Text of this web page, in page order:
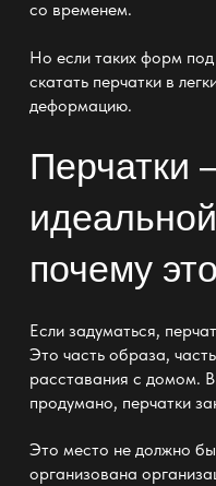
со временем.
Но если таких форм
скатать перчатки в
деформацию.
Перчатки
почему
Если задуматься,
Это часть образа,
расставания с домом.
продумано, перчатки
Это место не должно
организована